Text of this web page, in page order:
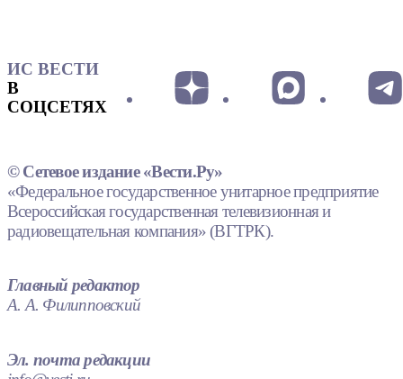
ИС ВЕСТИ
В
СОЦСЕТЯХ
© Сетевое издание «Вести.Ру»
«Федеральное государственное унитарное предприятие
Всероссийская государственная телевизионная и
радиовещательная компания» (ВГТРК).
Главный редактор
А. А. Филипповский
Эл. почта редакции